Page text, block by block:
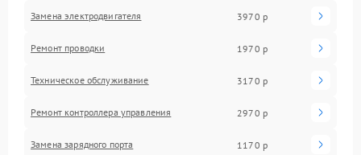
Замена электродвигателя 3970 р
Ремонт проводки 1970 р
Техническое обслуживание 3170 р
Ремонт контроллера управления 2970 р
Замена зарядного порта 1170 р